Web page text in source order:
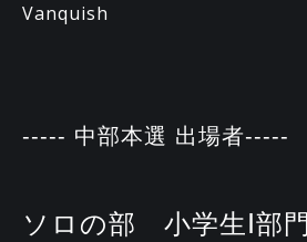
Vanquish
----- 中部本選 出場者-----
ソロの部 小学生Ⅰ部門